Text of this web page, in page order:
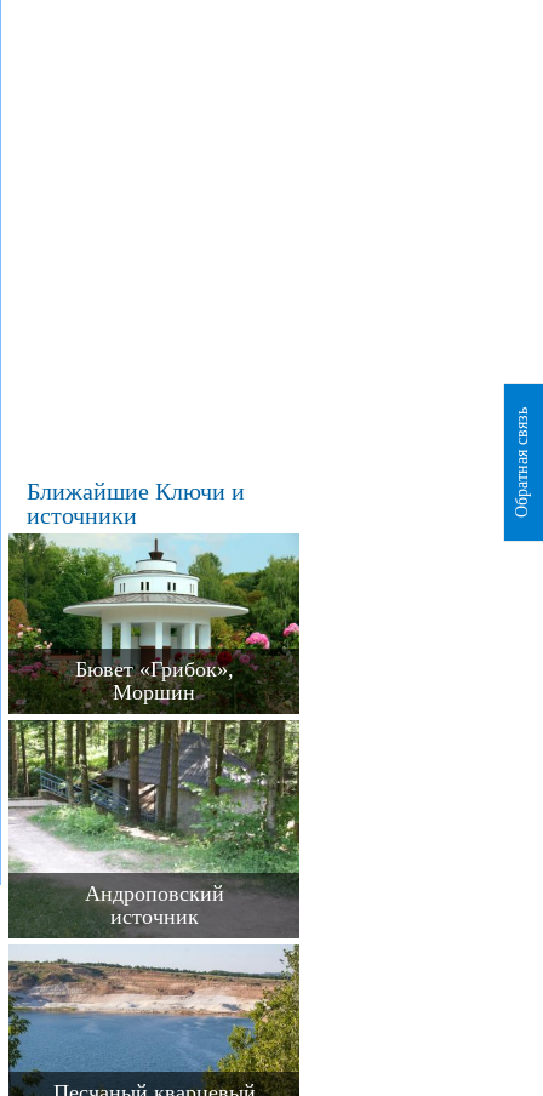
Ближайшие Ключи и
источники
Бювет «Грибок»,
Моршин
Андроповский
источник
Обратная связь